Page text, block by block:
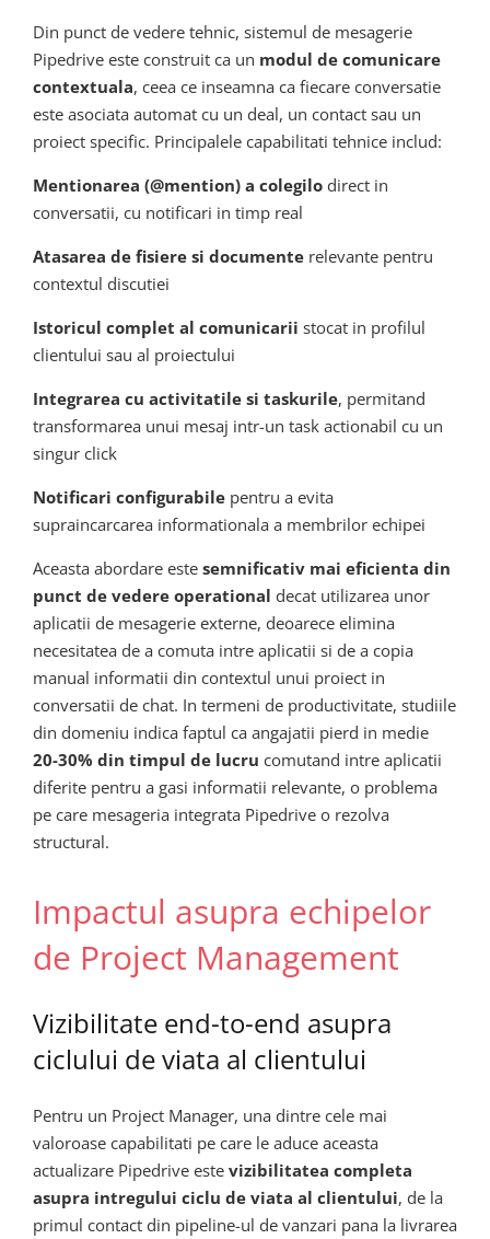
Din punct de vedere tehnic, sistemul de mesagerie
Pipedrive este construit ca un modul de comunicare
contextuala, ceea ce inseamna ca fiecare conversatie
este asociata automat cu un deal, un contact sau un
proiect specific. Principalele capabilitati tehnice includ:
Mentionarea (@mention) a colegilo direct in
conversatii, cu notificari in timp real
Atasarea de fisiere si documente relevante pentru
contextul discutiei
Istoricul complet al comunicarii stocat in profilul
clientului sau al proiectului
Integrarea cu activitatile si taskurile, permitand
transformarea unui mesaj intr-un task actionabil cu un
singur click
Notificari configurabile pentru a evita
supraincarcarea informationala a membrilor echipei
Aceasta abordare este semnificativ mai eficienta din
punct de vedere operational decat utilizarea unor
aplicatii de mesagerie externe, deoarece elimina
necesitatea de a comuta intre aplicatii si de a copia
manual informatii din contextul unui proiect in
conversatii de chat. In termeni de productivitate, studiile
din domeniu indica faptul ca angajatii pierd in medie
20-30% din timpul de lucru comutand intre aplicatii
diferite pentru a gasi informatii relevante, o problema
pe care mesageria integrata Pipedrive o rezolva
structural.
Impactul asupra echipelor
de Project Management
Vizibilitate end-to-end asupra
ciclului de viata al clientului
Pentru un Project Manager, una dintre cele mai
valoroase capabilitati pe care le aduce aceasta
actualizare Pipedrive este vizibilitatea completa
asupra intregului ciclu de viata al clientului, de la
primul contact din pipeline-ul de vanzari pana la livrarea